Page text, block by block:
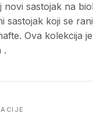
novi sastojak na
sastojak koji se
Ova kolekcija
.